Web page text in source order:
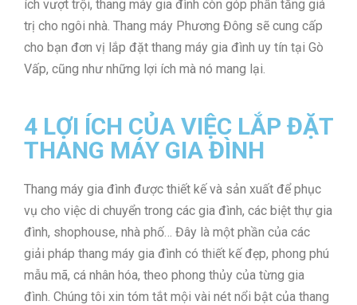
ích vượt trội, thang máy gia đình còn góp phần tăng giá
trị cho ngôi nhà. Thang máy Phương Đông sẽ cung cấp
cho bạn đơn vị lắp đặt thang máy gia đình uy tín tại Gò
Vấp, cũng như những lợi ích mà nó mang lại.
4 LỢI ÍCH CỦA VIỆC LẮP ĐẶT
THANG MÁY GIA ĐÌNH
Thang máy gia đình được thiết kế và sản xuất để phục
vụ cho việc di chuyển trong các gia đình, các biệt thự gia
đình, shophouse, nhà phố… Đây là một phần của các
giải pháp thang máy gia đình có thiết kế đẹp, phong phú
mẫu mã, cá nhân hóa, theo phong thủy của từng gia
đình. Chúng tôi xin tóm tắt mội vài nét nổi bật của thang